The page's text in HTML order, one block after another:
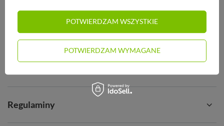
Chcę odstąpić od umowy
Kontakt
Regulaminy
POTWIERDZAM WYMAGANE
POTWIERDZAM WSZYSTKIE